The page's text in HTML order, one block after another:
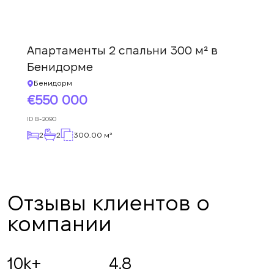
Апартаменты 2 спальни 300 м² в
Бенидорме
Бенидорм
550 000
ID B-2090
2 2 300.00 м²
Отзывы клиентов о
компании
10k+ 4.8
+380